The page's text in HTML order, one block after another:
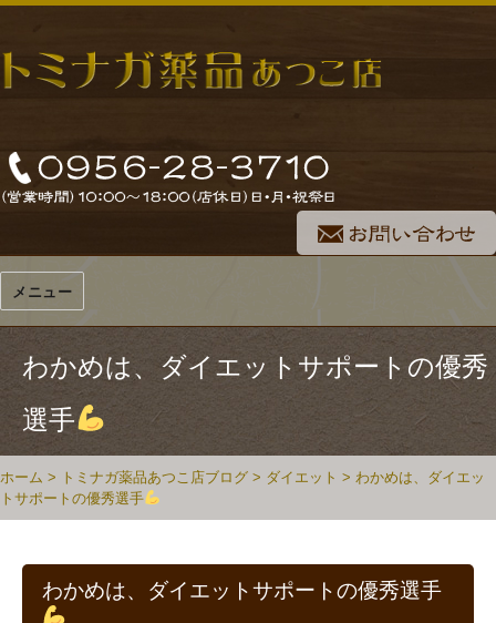
メニュー
わかめは、ダイエットサポートの優秀
選手
ホーム > トミナガ薬品あつこ店ブログ > ダイエット > わかめは、ダイエッ
トサポートの優秀選手
わかめは、ダイエットサポートの優秀選手